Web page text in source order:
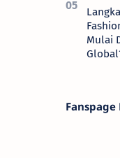
Mulai
Fanspage